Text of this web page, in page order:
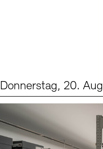
Donnerstag, 20. Aug